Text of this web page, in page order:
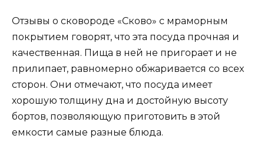
Отзывы о сковороде «Сково» с мраморным
покрытием говорят, что эта посуда прочная и
качественная. Пища в ней не пригорает и не
прилипает, равномерно обжаривается со всех
сторон. Они отмечают, что посуда имеет
хорошую толщину дна и достойную высоту
бортов, позволяющую приготовить в этой
емкости самые разные блюда.